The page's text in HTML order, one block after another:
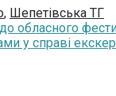
, Шепетівська ТГ
обласного
у справі